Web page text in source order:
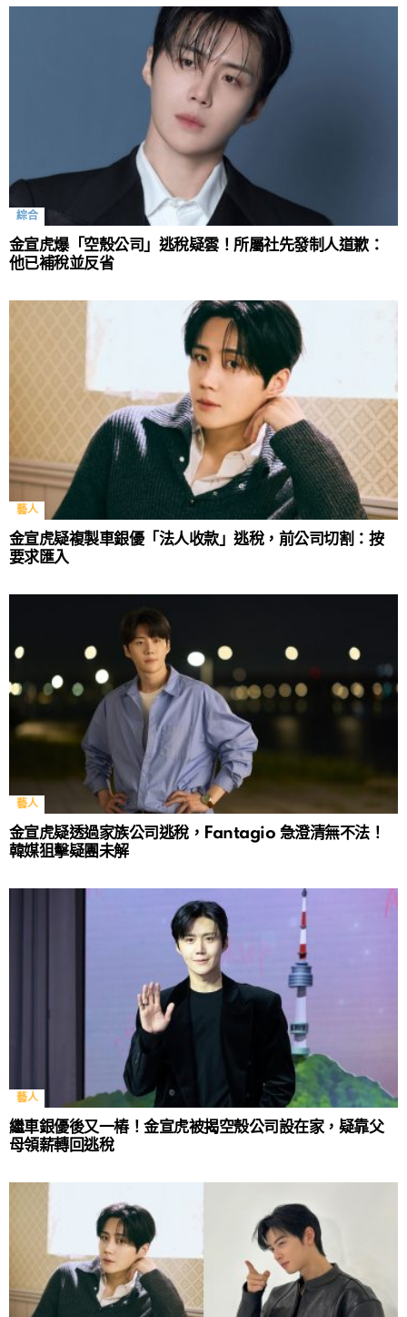
綜合
金宣虎爆「空殼公司」逃稅疑雲！所屬社先發制人道歉：
他已補稅並反省
藝人
金宣虎疑複製車銀優「法人收款」逃稅，前公司切割：按
要求匯入
藝人
金宣虎疑透過家族公司逃稅，Fantagio 急澄清無不法！
韓媒狙擊疑團未解
藝人
繼車銀優後又一樁！金宣虎被揭空殼公司設在家，疑靠父
母領薪轉回逃稅